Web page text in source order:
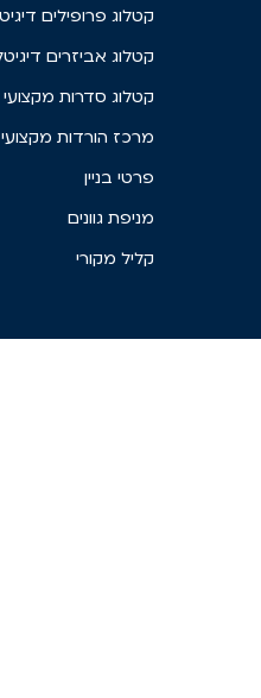
קטלוג פרופילים דיגיטלי
קטלוג אביזרים דיגיטלי
קטלוג סדרות מקצועי
מרכז הורדות מקצועי
פרטי בניין
מניפת גוונים
קליל מקורי